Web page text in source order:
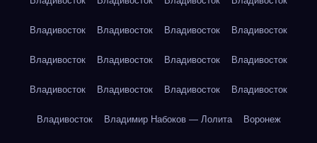
Владивосток Владивосток Владивосток Владивосток
Владивосток Владивосток Владивосток Владивосток
Владивосток Владивосток Владивосток Владивосток
Владивосток Владимир Набоков — Лолита Воронеж